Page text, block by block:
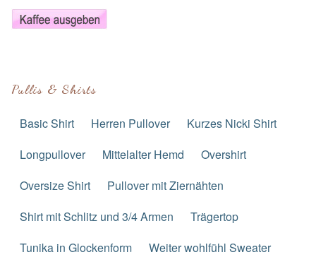
Pullis & Shirts
Basic Shirt Herren Pullover
Kurzes Nicki Shirt
Longpullover
Mittelalter Hemd
Overshirt
Oversize Shirt
Pullover mit Ziernähten
Shirt mit Schlitz und 3/4 Armen
Trägertop
Tunika in Glockenform
Weiter wohlfühl Sweater